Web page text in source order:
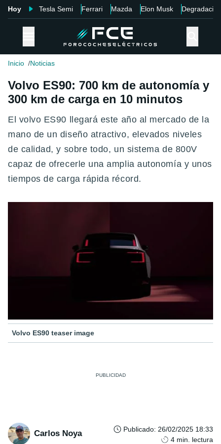
Hoy Tesla Semi Ferrari Mazda Elon Musk Degradación
Inicio Noticias
Volvo ES90: 700 km de autonomía y
300 km de carga en 10 minutos
El volvo ES90 llegará este año al mercado de la
mano de un diseño atractivo, elevados niveles
de calidad, y sobre todo, un sistema de 800V
capaz de ofrecerle una amplia autonomía y unos
tiempos de carga rápida récord.
Volvo ES90 teaser image
Carlos Noya Publicado: 26/02/2025 18:33
4 min. lectura